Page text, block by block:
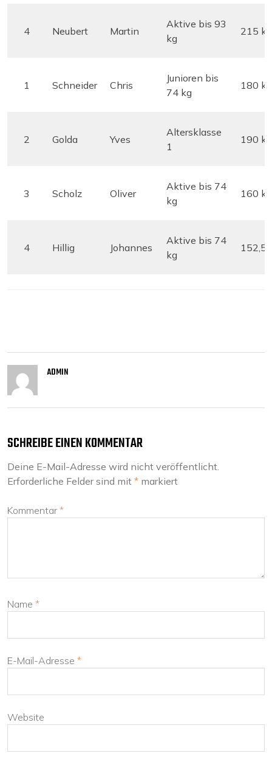
4 Neubert Martin
Aktive bis 93
kg
215 kg
1 Schneider Chris
Junioren bis
74 kg
180 kg
2 Golda Yves
Altersklasse
1
190 kg
3 Scholz Oliver
Aktive bis 74
kg
160 kg
4 Hillig Johannes
Aktive bis 74
kg
152,5
ADMIN
SCHREIBE EINEN KOMMENTAR
Deine E-Mail-Adresse wird nicht veröffentlicht.
Erforderliche Felder sind mit * markiert
Kommentar*
Name *
E-Mail-Adresse *
Website